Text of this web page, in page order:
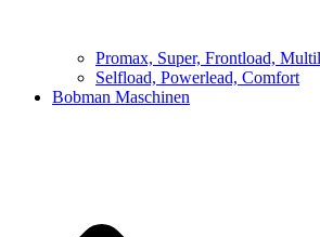
Promax, Super, Frontload,
Selfload, Powerlead, Comfort
Bobman Maschinen